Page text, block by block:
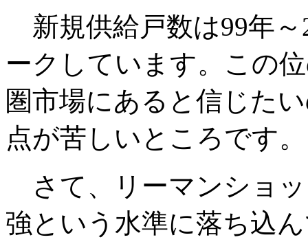
新規供給戸数は99年～
ークしています。この
圏市場にあると信じた
点が苦しいところです。
さて、リーマンショ
強という水準に落ち込